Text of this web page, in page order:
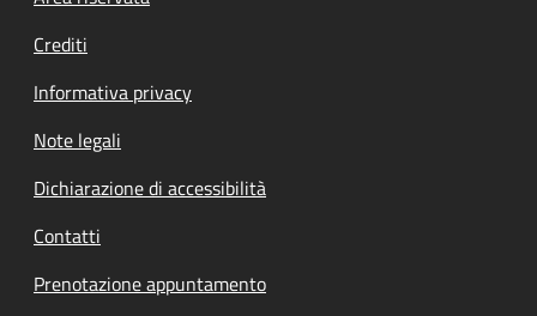
Crediti
Informativa privacy
Note legali
Dichiarazione di accessibilità
Contatti
Prenotazione appuntamento